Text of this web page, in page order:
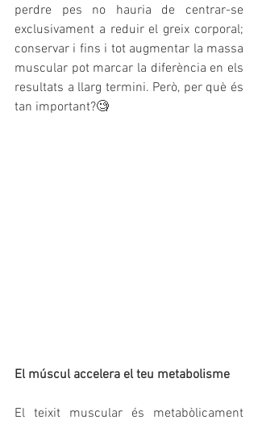
perdre pes no hauria de centrar-se
exclusivament a reduir el greix corporal;
conservar i fins i tot augmentar la massa
muscular pot marcar la diferència en els
resultats a llarg termini. Però, per què és
tan important?🧐
El múscul accelera el teu metabolisme
El teixit muscular és metabòlicament